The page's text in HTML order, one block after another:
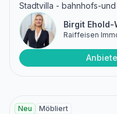
Stadtvilla - bahnhofs-
Birgit Ehold-
Raiffeisen
Neu Möbliert